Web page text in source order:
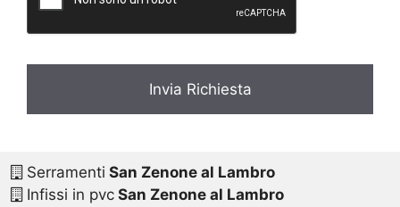
*
Serramenti San Zenone al Lambro
Infissi in pvcSan Zenone al Lambro